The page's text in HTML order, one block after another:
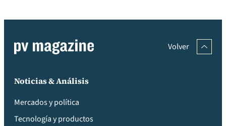
Volver
Noticias & Análisis
Mercados y política
Tecnología y productos